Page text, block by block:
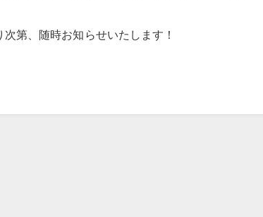
第、随時お知らせいたします！